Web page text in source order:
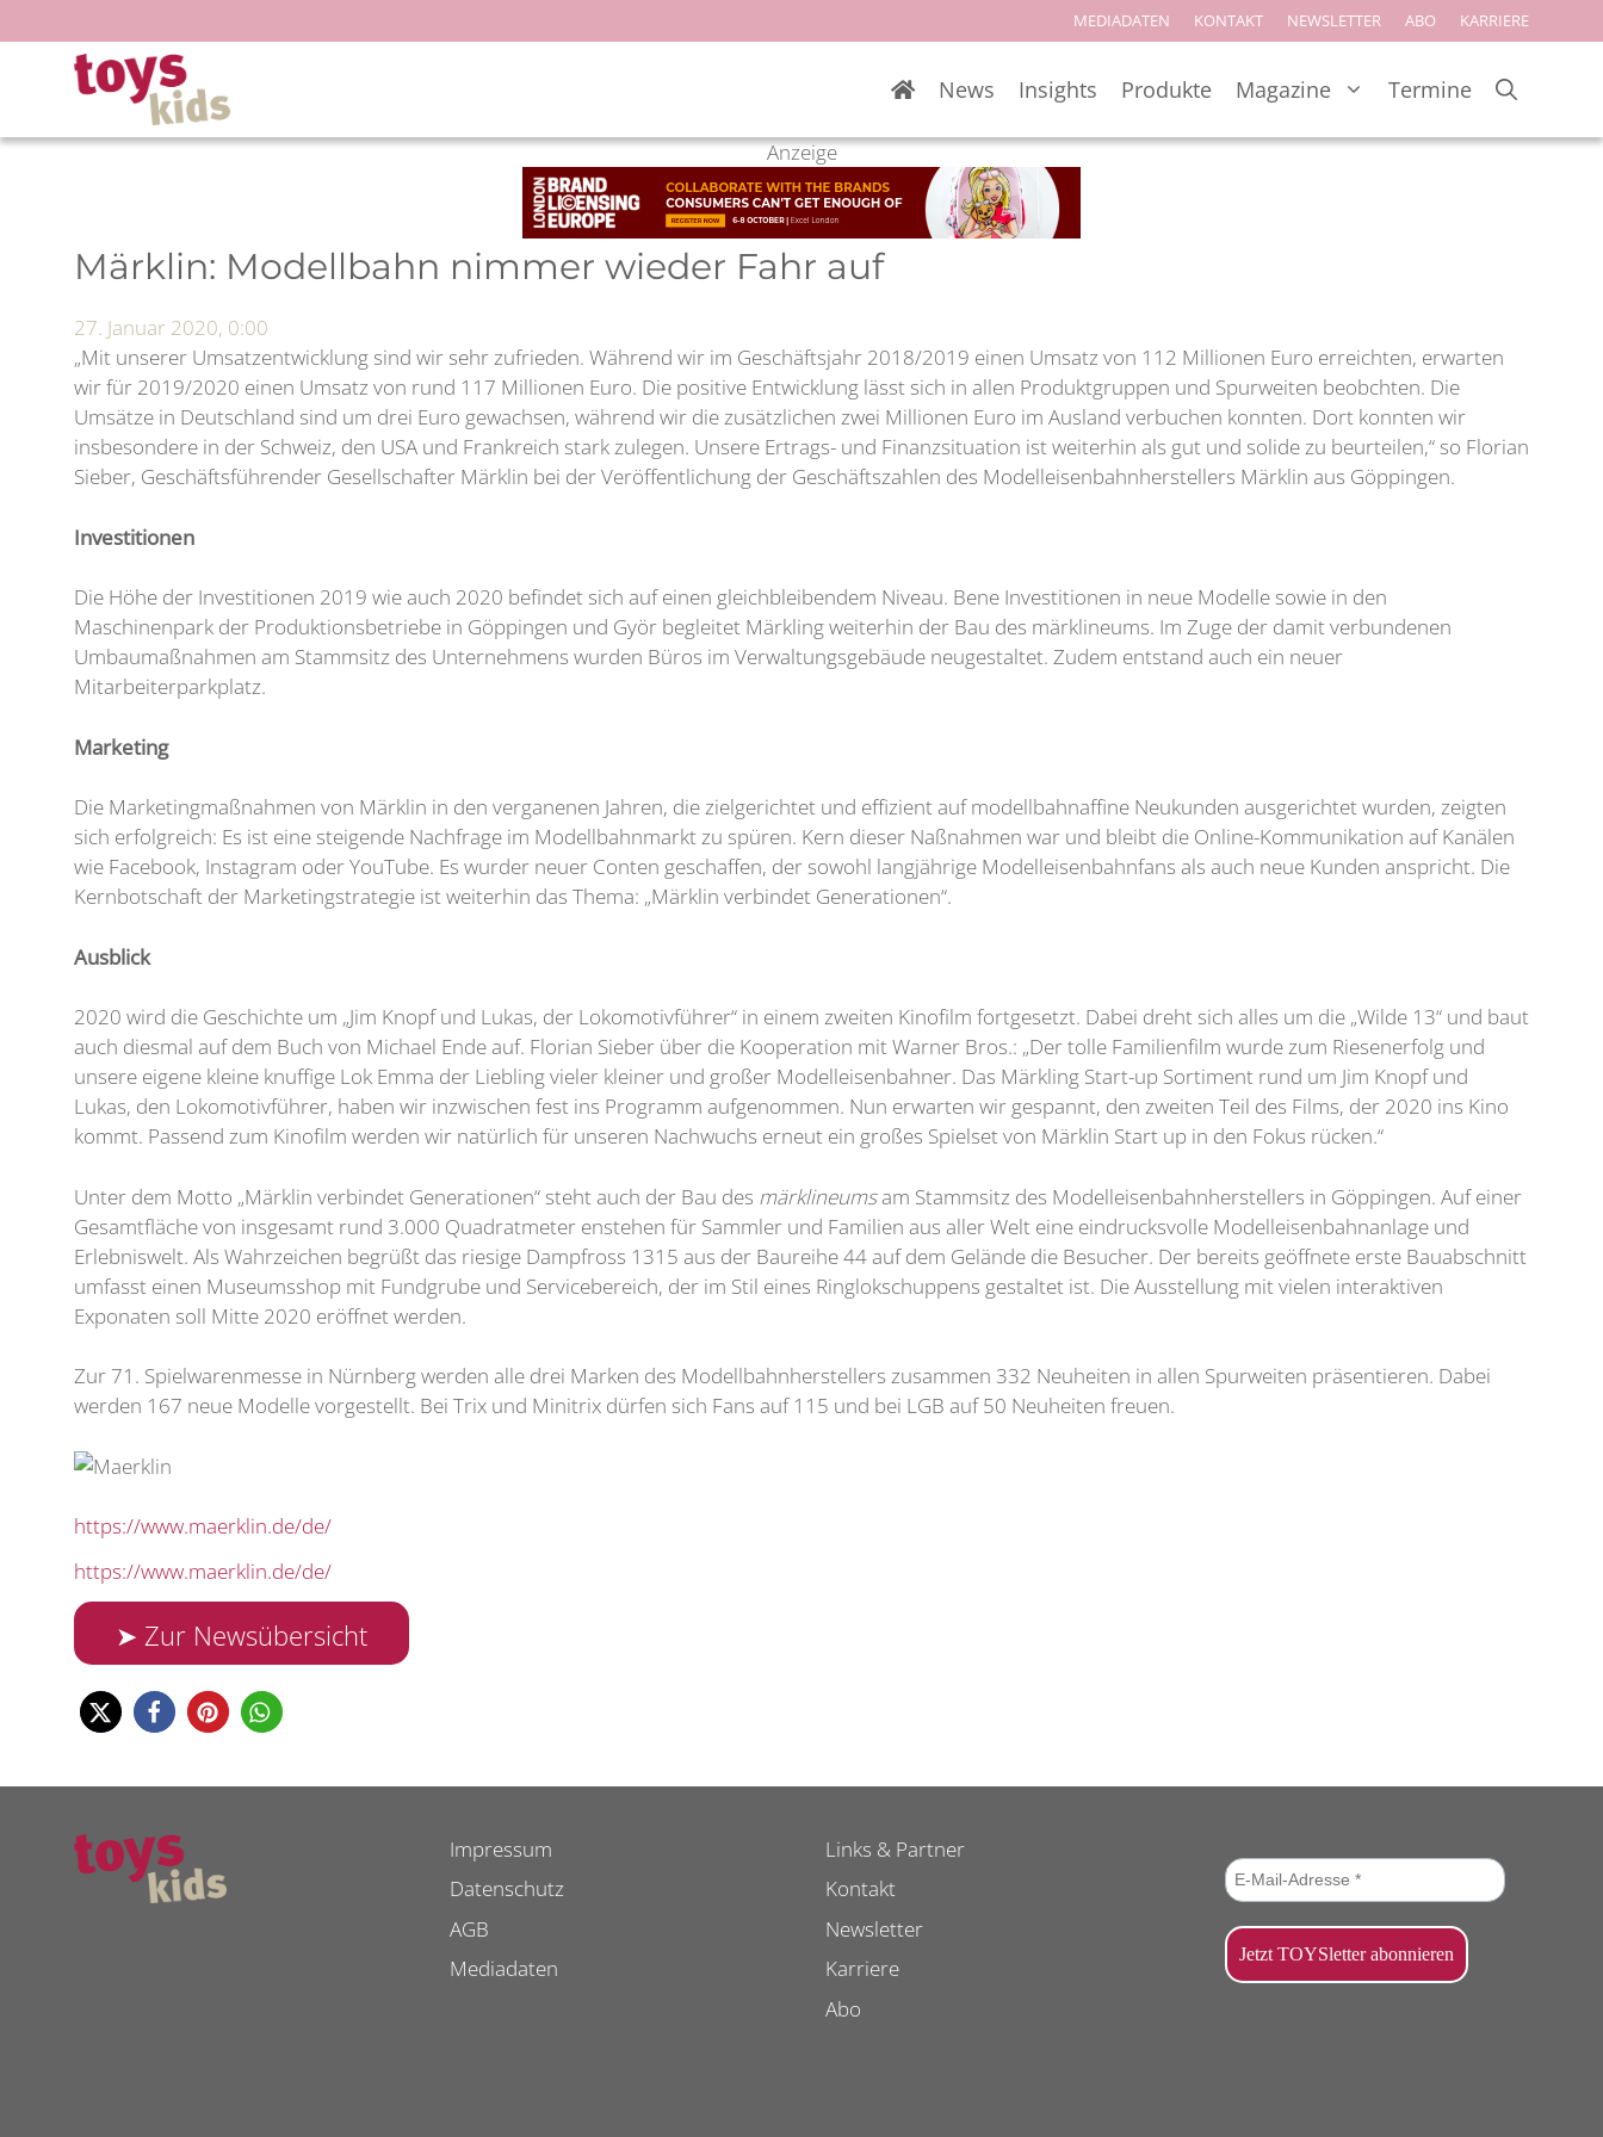
Inhalt
springen
MEDIADATEN KONTAKT NEWSLETTER ABO KARRIERE
News Insights Produkte Magazine Termine
Anzeige
Märklin: Modellbahn nimmer wieder Fahr auf
27. Januar 2020, 0:00
„Mit unserer Umsatzentwicklung sind wir sehr zufrieden. Während wir im Geschäftsjahr 2018/2019 einen Umsatz von 112 Millionen Euro erreichten, erwarten
wir für 2019/2020 einen Umsatz von rund 117 Millionen Euro. Die positive Entwicklung lässt sich in allen Produktgruppen und Spurweiten beobchten. Die
Umsätze in Deutschland sind um drei Euro gewachsen, während wir die zusätzlichen zwei Millionen Euro im Ausland verbuchen konnten. Dort konnten wir
insbesondere in der Schweiz, den USA und Frankreich stark zulegen. Unsere Ertrags- und Finanzsituation ist weiterhin als gut und solide zu beurteilen,“ so Florian
Sieber, Geschäftsführender Gesellschafter Märklin bei der Veröffentlichung der Geschäftszahlen des Modelleisenbahnherstellers Märklin aus Göppingen.
Investitionen
Die Höhe der Investitionen 2019 wie auch 2020 befindet sich auf einen gleichbleibendem Niveau. Bene Investitionen in neue Modelle sowie in den
Maschinenpark der Produktionsbetriebe in Göppingen und Györ begleitet Märkling weiterhin der Bau des märklineums. Im Zuge der damit verbundenen
Umbaumaßnahmen am Stammsitz des Unternehmens wurden Büros im Verwaltungsgebäude neugestaltet. Zudem entstand auch ein neuer
Mitarbeiterparkplatz.
Marketing
Die Marketingmaßnahmen von Märklin in den verganenen Jahren, die zielgerichtet und effizient auf modellbahnaffine Neukunden ausgerichtet wurden, zeigten
sich erfolgreich: Es ist eine steigende Nachfrage im Modellbahnmarkt zu spüren. Kern dieser Naßnahmen war und bleibt die Online-Kommunikation auf Kanälen
wie Facebook, Instagram oder YouTube. Es wurder neuer Conten geschaffen, der sowohl langjährige Modelleisenbahnfans als auch neue Kunden anspricht. Die
Kernbotschaft der Marketingstrategie ist weiterhin das Thema: „Märklin verbindet Generationen“.
Ausblick
2020 wird die Geschichte um „Jim Knopf und Lukas, der Lokomotivführer“ in einem zweiten Kinofilm fortgesetzt. Dabei dreht sich alles um die „Wilde 13“ und baut
auch diesmal auf dem Buch von Michael Ende auf. Florian Sieber über die Kooperation mit Warner Bros.: „Der tolle Familienfilm wurde zum Riesenerfolg und
unsere eigene kleine knuffige Lok Emma der Liebling vieler kleiner und großer Modelleisenbahner. Das Märkling Start-up Sortiment rund um Jim Knopf und
Lukas, den Lokomotivführer, haben wir inzwischen fest ins Programm aufgenommen. Nun erwarten wir gespannt, den zweiten Teil des Films, der 2020 ins Kino
kommt. Passend zum Kinofilm werden wir natürlich für unseren Nachwuchs erneut ein großes Spielset von Märklin Start up in den Fokus rücken.“
Unter dem Motto „Märklin verbindet Generationen“ steht auch der Bau des märklineumsam Stammsitz des Modelleisenbahnherstellers in Göppingen. Auf einer
Gesamtfläche von insgesamt rund 3.000 Quadratmeter enstehen für Sammler und Familien aus aller Welt eine eindrucksvolle Modelleisenbahnanlage und
Erlebniswelt. Als Wahrzeichen begrüßt das riesige Dampfross 1315 aus der Baureihe 44 auf dem Gelände die Besucher. Der bereits geöffnete erste Bauabschnitt
umfasst einen Museumsshop mit Fundgrube und Servicebereich, der im Stil eines Ringlokschuppens gestaltet ist. Die Ausstellung mit vielen interaktiven
Exponaten soll Mitte 2020 eröffnet werden.
Zur 71. Spielwarenmesse in Nürnberg werden alle drei Marken des Modellbahnherstellers zusammen 332 Neuheiten in allen Spurweiten präsentieren. Dabei
werden 167 neue Modelle vorgestellt. Bei Trix und Minitrix dürfen sich Fans auf 115 und bei LGB auf 50 Neuheiten freuen.
https://www.maerklin.de/de/
https://www.maerklin.de/de/
➤ Zur Newsübersicht
Impressum
Datenschutz
AGB
Mediadaten
Links & Partner
Kontakt
Newsletter
Karriere
Abo